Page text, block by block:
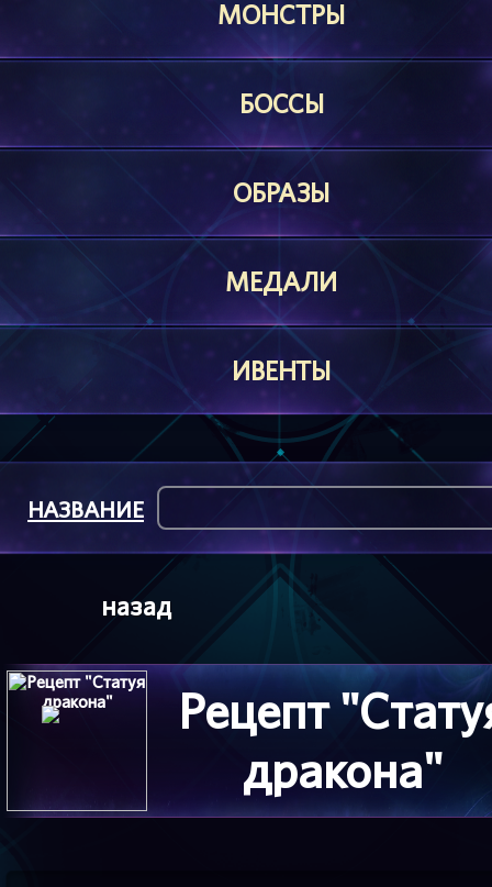
МОНСТРЫ
БОССЫ
ОБРАЗЫ
МЕДАЛИ
ИВЕНТЫ
назад
НАЗВАНИЕ
Рецепт
дракона"